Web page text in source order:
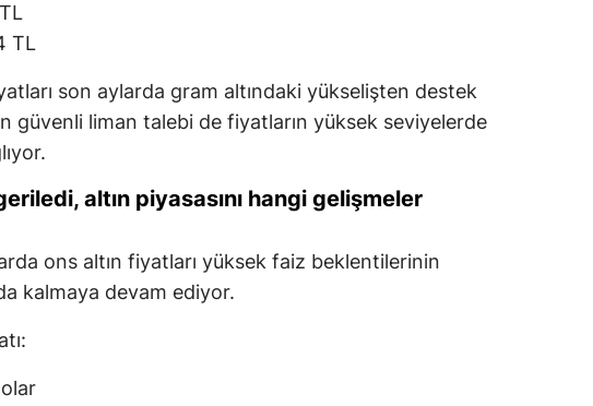
TL
son aylarda gram altındaki yükselişten destek
güvenli liman talebi de fiyatların yüksek seviyelerde
altın piyasasını hangi gelişmeler
ons altın fiyatları yüksek faiz beklentilerinin
kalmaya devam ediyor.